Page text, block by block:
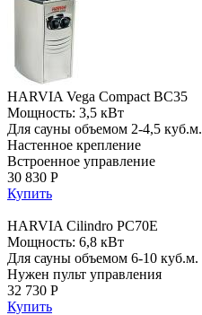
HARVIA Vega Compact BC35
Мощность: 3,5 кВт
Для сауны объемом 2-4,5 куб.м.
Настенное крепление
Встроенное управление
30 830 Р
Купить
HARVIA Cilindro PC70E
Мощность: 6,8 кВт
Для сауны объемом 6-10 куб.м.
Нужен пульт управления
32 730 Р
Купить